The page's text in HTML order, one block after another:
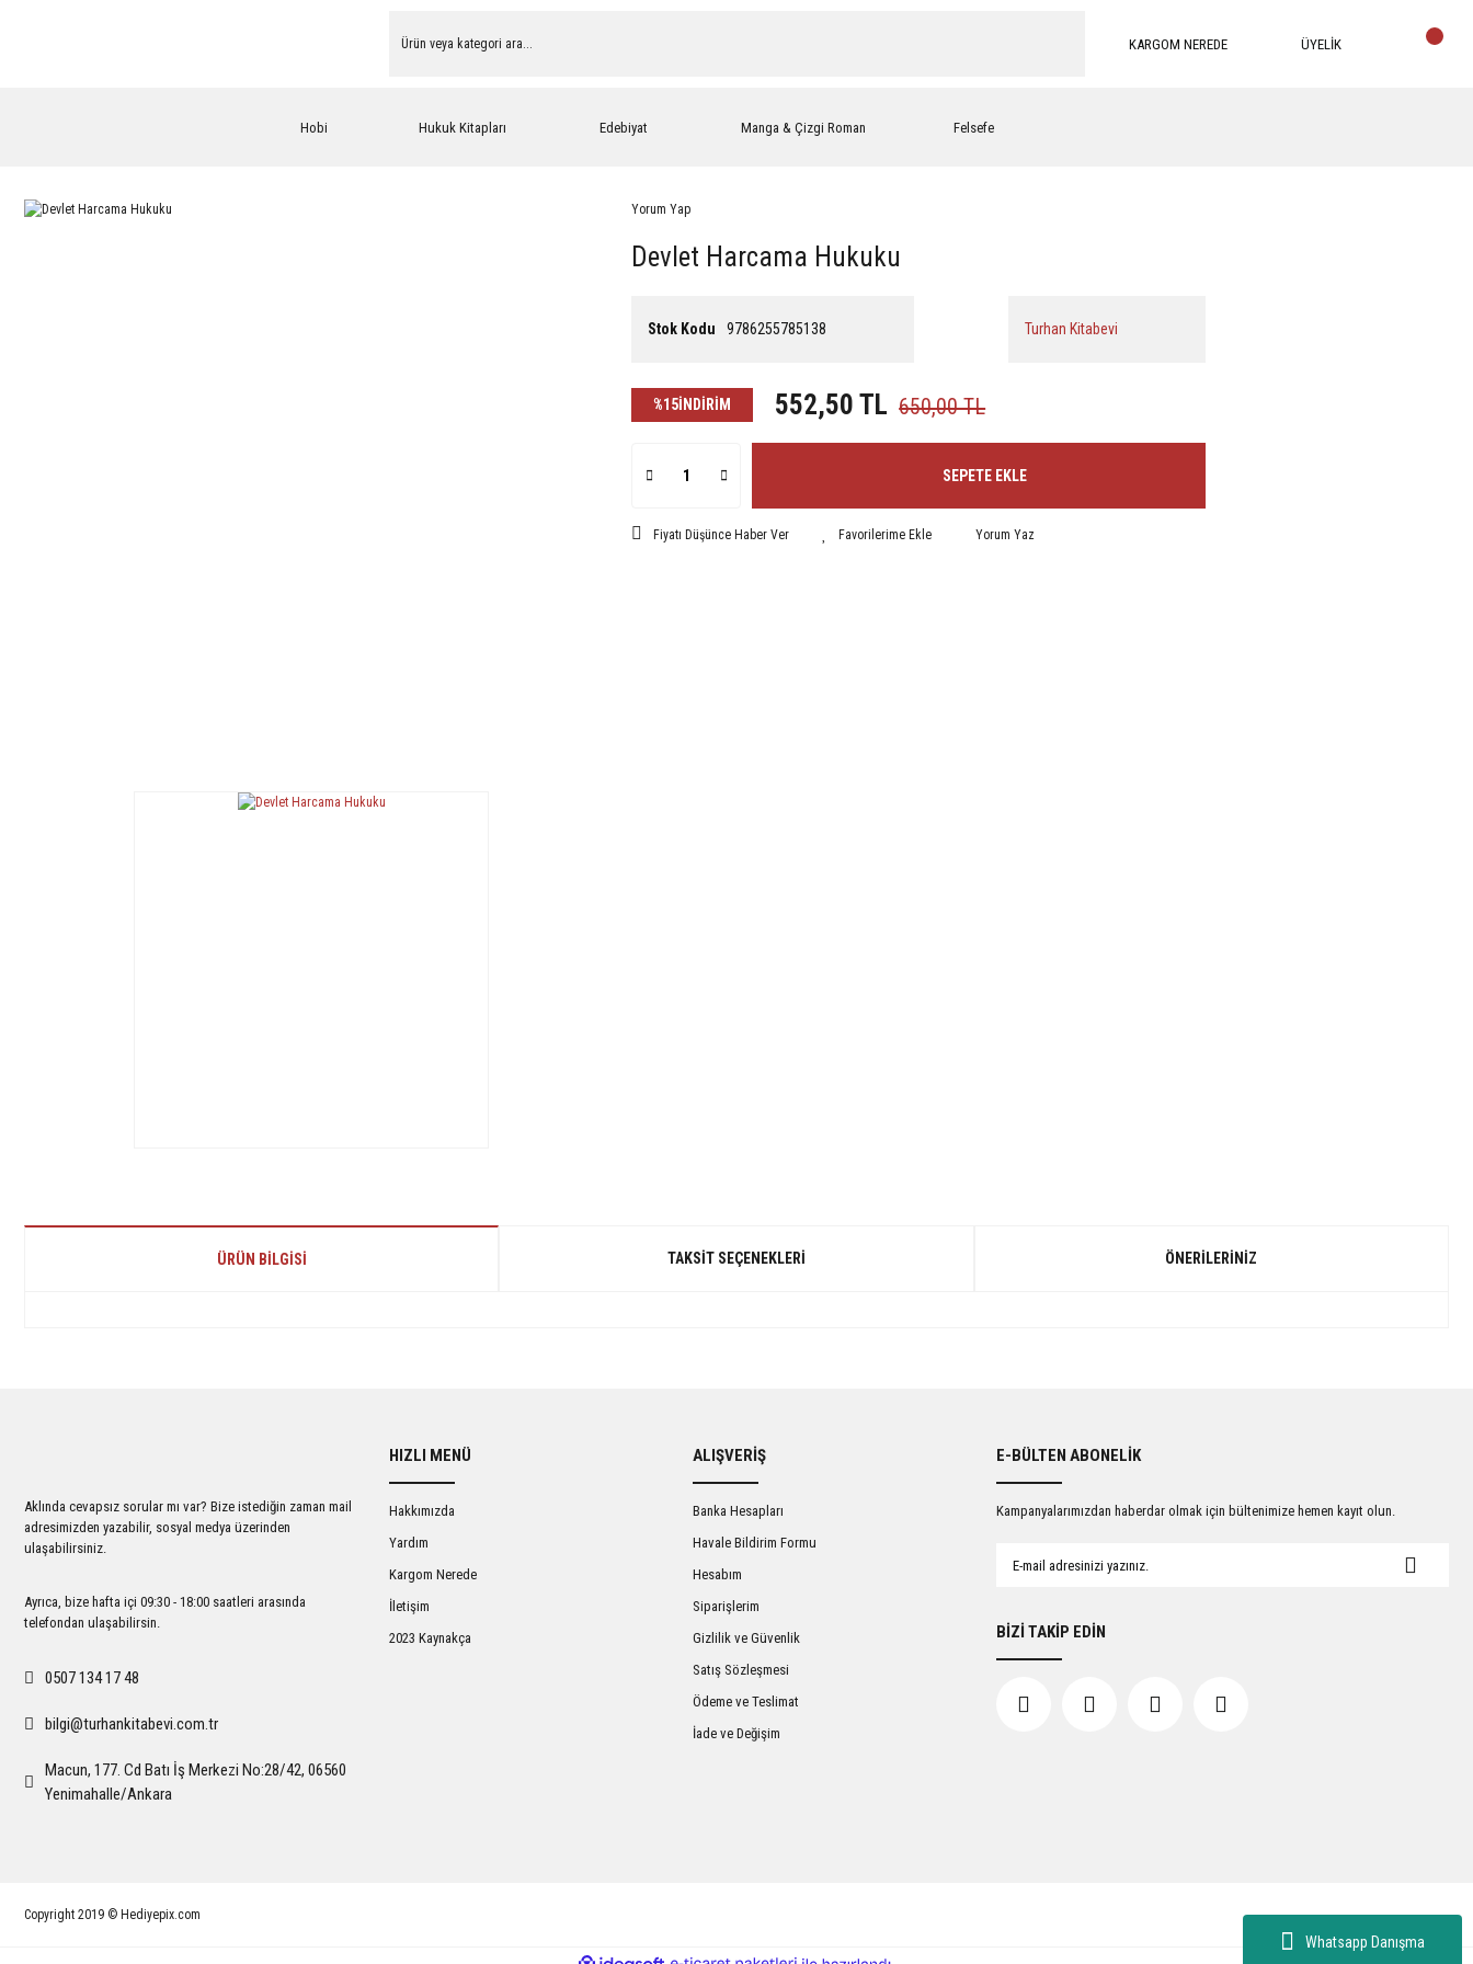
Whatsapp Danışma
KARGOM NEREDE ÜYELİK
Hobi Hukuk Kitapları Edebiyat Manga & Çizgi Roman Felsefe
Yorum Yap
Devlet Harcama Hukuku
Stok Kodu 9786255785138 Turhan Kitabevi
%15İNDİRİM 552,50 TL 650,00 TL
SEPETE EKLE
Fiyatı Düşünce Haber Ver Yorum Yaz
ÜRÜN BILGISI TAKSIT SEÇENEKLERI ÖNERILERINIZ
Ürün fiyatı diğer sitelerden daha pahalı.
Bu ürüne benzer farklı alternatifler olmalı.
Gönder
Aklında cevapsız sorular mı var? Bize istediğin zaman mail
adresimizden yazabilir, sosyal medya üzerinden
ulaşabilirsiniz.
Ayrıca, bize hafta içi 09:30 - 18:00 saatleri arasında
telefondan ulaşabilirsin.
0507 134 17 48
bilgi@turhankitabevi.com.tr
Macun, 177. Cd Batı İş Merkezi No:28/42, 06560
Yenimahalle/Ankara
HIZLI MENÜ
Hakkımızda
Yardım
Kargom Nerede
İletişim
2023 Kaynakça
ALIŞVERİŞ
Banka Hesapları
Havale Bildirim Formu
Hesabım
Siparişlerim
Gizlilik ve Güvenlik
Satış Sözleşmesi
Ödeme ve Teslimat
İade ve Değişim
E-BÜLTEN ABONELİK
Kampanyalarımızdan haberdar olmak için bültenimize hemen kayıt olun.
BİZİ TAKİP EDİN
Copyright 2019 © Hediyepix.com